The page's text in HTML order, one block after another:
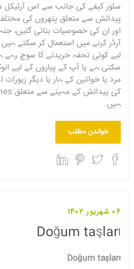
سلور کیفے کی جانب سے اس
پیدائش سے متعلق پتھروں کی
اور ان کی خصوصیات بتائی گئیں،
آرڈر کرنے میں استعمال کر سکتے
لیے کوئی تحفہ خریدنے کا سوچ رہے
سکتی ہے یا آپ کے پیاروں کے لیے
مرد یا خواتین کے ہار یا دیگر
ہیں۔
خواندن مطلب
06 شهریور 1402
Doğum taşları
Doğum taşları